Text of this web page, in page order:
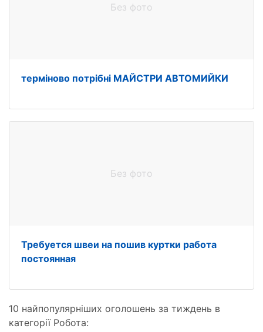
Без фото
терміново потрібні МАЙСТРИ АВТОМИЙКИ
Без фото
Требуется швеи на пошив куртки работа
постоянная
10 найпопулярніших оголошень за тиждень в
категорії Робота: